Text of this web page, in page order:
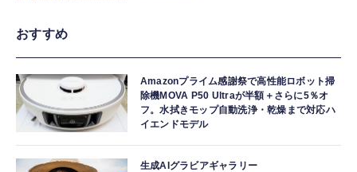
おすすめ
Amazonプライム感謝祭で高性能ロボット掃
除機MOVA P50 Ultraが半額＋さらに5％オ
フ。水拭きモップ自動洗浄・乾燥まで対応ハ
イエンドモデル
生成AIグラビアギャラリー